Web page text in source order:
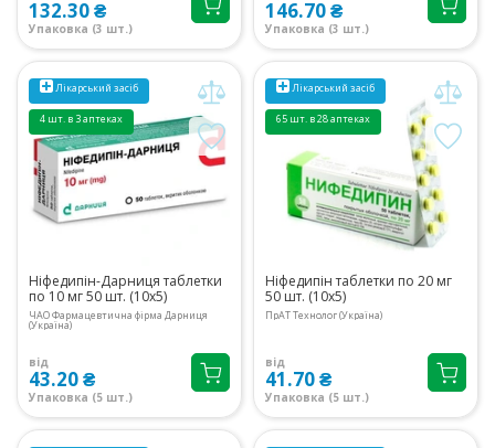
132.30 ₴
Упаковка (3 шт.)
146.70 ₴
Упаковка (3 шт.)
Лікарський засіб
4 шт. в 3 аптеках
Ніфедипін-Дарниця таблетки
по 10 мг 50 шт. (10х5)
ЧАО Фармацевтична фірма Дарниця
(Україна)
від
43.20 ₴
Упаковка (5 шт.)
Лікарський засіб
65 шт. в 28 аптеках
Ніфедипін таблетки по 20 мг
50 шт. (10х5)
ПрАТ Технолог (Україна)
від
41.70 ₴
Упаковка (5 шт.)